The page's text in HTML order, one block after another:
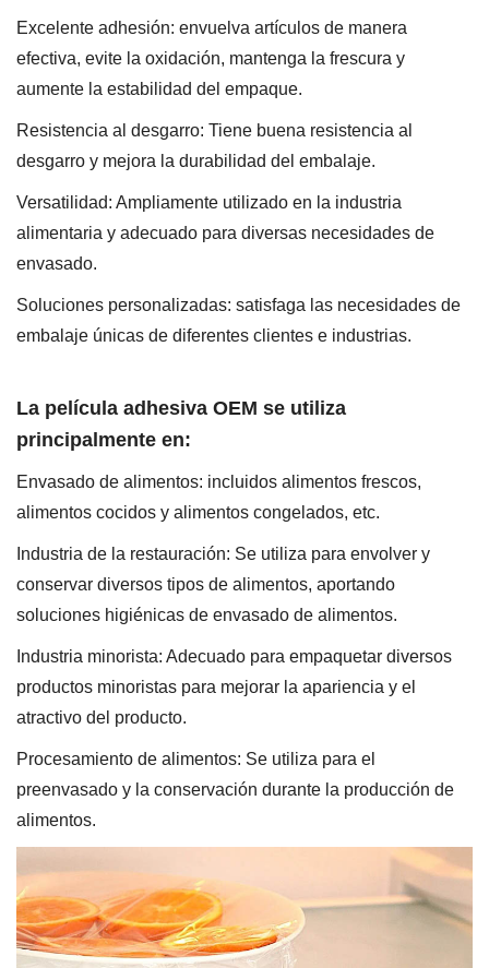
Excelente adhesión: envuelva artículos de manera
efectiva, evite la oxidación, mantenga la frescura y
aumente la estabilidad del empaque.
Resistencia al desgarro: Tiene buena resistencia al
desgarro y mejora la durabilidad del embalaje.
Versatilidad: Ampliamente utilizado en la industria
alimentaria y adecuado para diversas necesidades de
envasado.
Soluciones personalizadas: satisfaga las necesidades de
embalaje únicas de diferentes clientes e industrias.
La película adhesiva OEM se utiliza
principalmente en:
Envasado de alimentos: incluidos alimentos frescos,
alimentos cocidos y alimentos congelados, etc.
Industria de la restauración: Se utiliza para envolver y
conservar diversos tipos de alimentos, aportando
soluciones higiénicas de envasado de alimentos.
Industria minorista: Adecuado para empaquetar diversos
productos minoristas para mejorar la apariencia y el
atractivo del producto.
Procesamiento de alimentos: Se utiliza para el
preenvasado y la conservación durante la producción de
alimentos.